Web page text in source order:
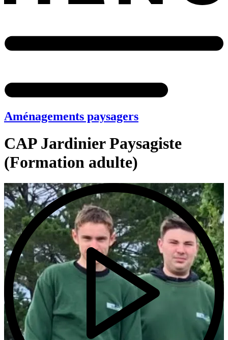
Aménagements paysagers
CAP Jardinier Paysagiste
(Formation adulte)